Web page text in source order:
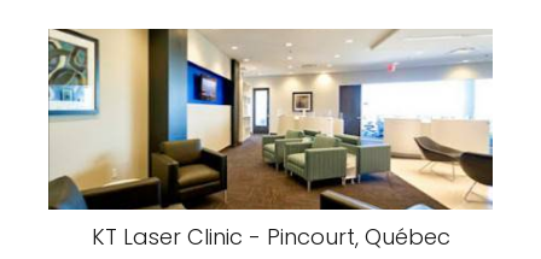
KT Laser Clinic - Pincourt, Québec